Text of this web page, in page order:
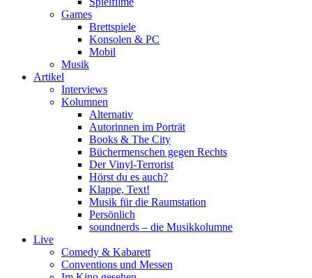
Games
Brettspiele
Konsolen & PC
Mobil
Musik
Artikel
Interviews
Kolumnen
Alternativ
Autorinnen im Porträt
Books & The City
Büchermenschen gegen Rechts
Der Vinyl-Terrorist
Hörst du es auch?
Klappe, Text!
Musik für die Raumstation
Persönlich
soundnerds – die Musikkolumne
Live
Comedy & Kabarett
Conventions und Messen